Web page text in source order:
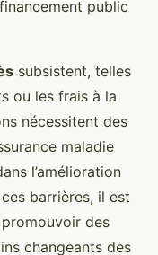
public
subsistent, telles
ou les frais à la
nécessitent des
maladie
l’amélioration
barrières, il est
des
changeants des